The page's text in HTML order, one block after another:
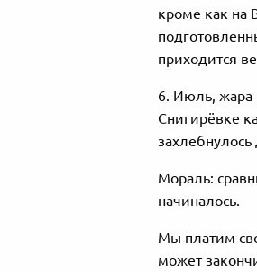
кроме как на
приходится
6. Июль, жара
Снигирёвке
захлебнулось
Мораль:
начиналось.
Мы платим
может